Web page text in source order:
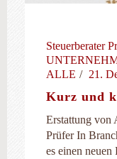
Steuerberater
ALLE
21.
Kurz und
Erstattung von
Prüfer In
es einen